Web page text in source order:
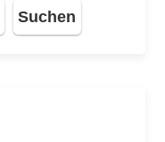
Suchen